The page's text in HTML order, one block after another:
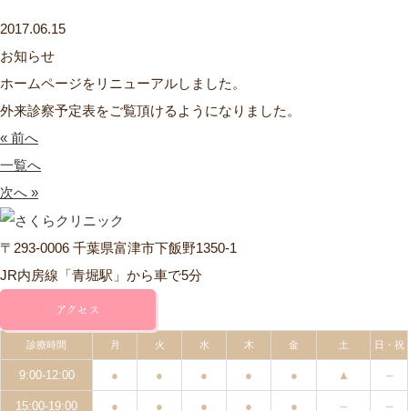
2017.06.15
お知らせ
ホームページをリニューアルしました。
外来診察予定表をご覧頂けるようになりました。
« 前へ
一覧へ
次へ »
〒293-0006 千葉県富津市下飯野1350-1
JR内房線「青堀駅」から車で5分
アクセス
診療時間 月 火 水 木 金 土 日・祝
9:00-12:00 ● ● ● ● ● ▲ –
15:00-19:00 ● ● ● ● ● – –